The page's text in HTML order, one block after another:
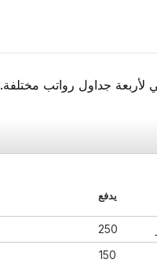
لأربعة جداول رواتب مختلفة.
يدفع
250
150